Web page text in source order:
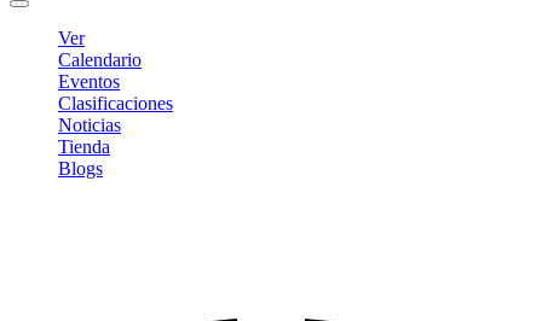
Ver
Calendario
Eventos
Clasificaciones
Noticias
Tienda
Blogs